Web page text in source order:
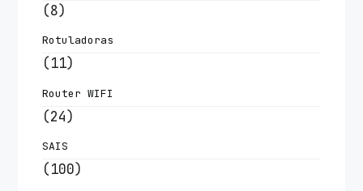
(8)
Rotuladoras
(11)
Router WIFI
(24)
SAIS
(100)